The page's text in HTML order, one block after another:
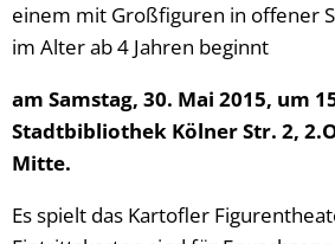
einem mit Großfiguren in offener
im Alter ab 4 Jahren beginnt
am Samstag, 30. Mai 2015, um
Stadtbibliothek Kölner Str. 2,
Mitte.
Es spielt das Kartofler